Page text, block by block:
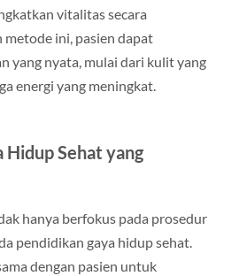
vitalitas secara
metode ini, pasien dapat
yang nyata, mulai dari kulit yang
energi yang meningkat.
Hidup Sehat yang
hanya berfokus pada prosedur
pendidikan gaya hidup sehat.
dengan pasien untuk